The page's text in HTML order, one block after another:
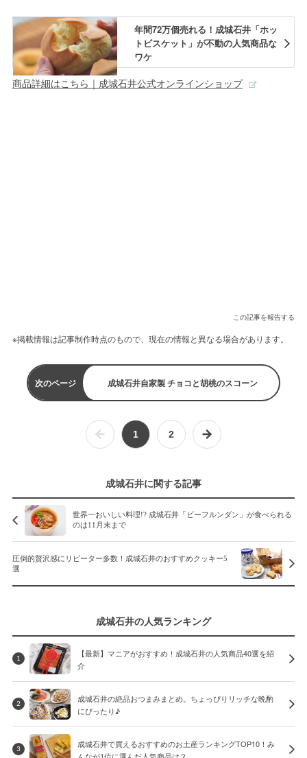
年間72万個売れる！成城石井「ホッ
トビスケット」が不動の人気商品な
ワケ
商品詳細はこちら｜成城石井公式オンラインショップ
この記事を報告する
※掲載情報は記事制作時点のもので、現在の情報と異なる場合があります。
次のページ 成城石井自家製 チョコと胡桃のスコーン
1 2
成城石井に関する記事
世界一おいしい料理!? 成城石井「ビーフルンダン」が食べられる
のは11月末まで
圧倒的贅沢感にリピーター多数！成城石井のおすすめクッキー5
選
成城石井の人気ランキング
1
【最新】マニアがおすすめ！成城石井の人気商品40選を紹
介
2
成城石井の絶品おつまみまとめ。ちょっぴりリッチな晩酌
にぴったり♪
3
成城石井で買えるおすすめのお土産ランキングTOP10！み
んなが1位に選んだ人気商品は？